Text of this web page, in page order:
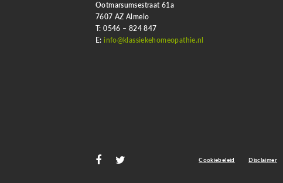
Ootmarsumsestraat 61a
7607 AZ Almelo
T: 0546 – 824 847
E:info@klassiekehomeopathie.nl
Cookiebeleid Disclaimer